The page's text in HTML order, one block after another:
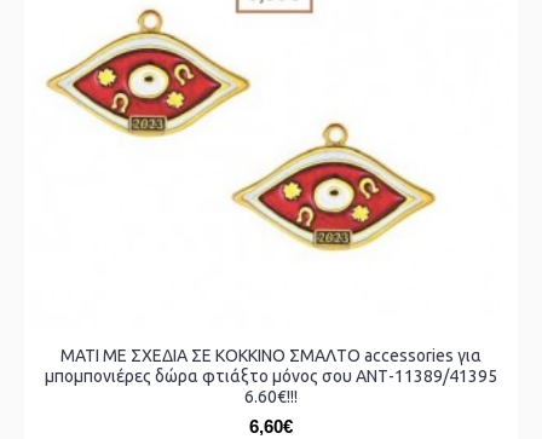
ΜΑΤΙ ΜΕ ΣΧΕΔΙΑ ΣΕ ΚΟΚΚΙΝΟ ΣΜΑΛΤΟ accessories για
μπομπονιέρες δώρα φτιάξτο μόνος σου ΑΝΤ-11389/41395
6.60€!!!
6,60€